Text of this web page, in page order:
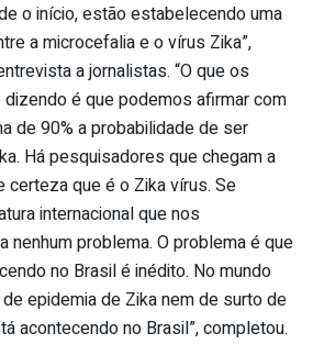
o início, estão estabelecendo uma
a microcefalia e o vírus Zika”,
a jornalistas. “O que os
é que podemos afirmar com
de 90% a probabilidade de ser
Há pesquisadores que chegam a
certeza que é o Zika vírus. Se
internacional que nos
nenhum problema. O problema é que
no Brasil é inédito. No mundo
epidemia de Zika nem de surto de
acontecendo no Brasil”, completou.